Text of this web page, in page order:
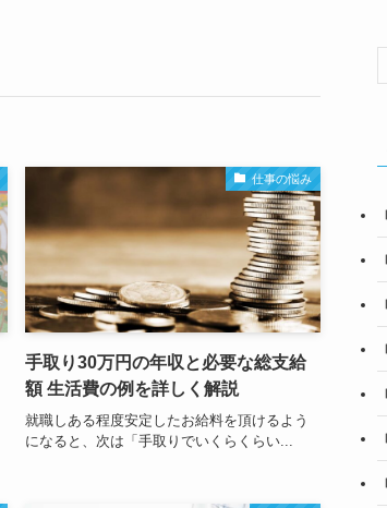
仕事の悩み
手取り30万円の年収と必要な総支給
額 生活費の例を詳しく解説
就職しある程度安定したお給料を頂けるよう
になると、次は「手取りでいくらくらい...